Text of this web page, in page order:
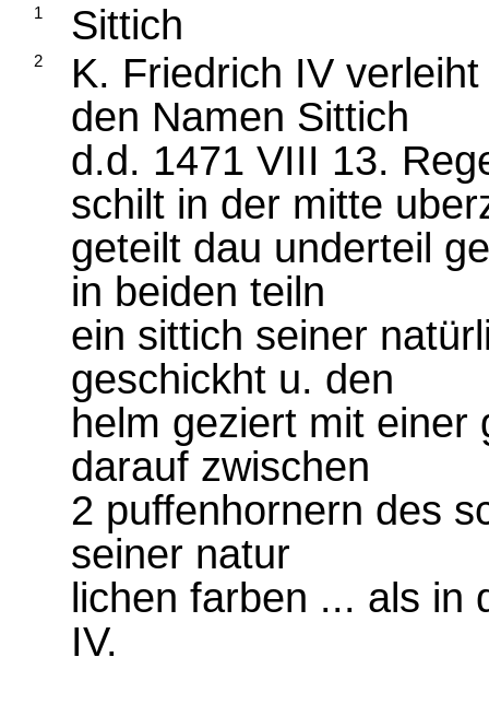
1 Sittich
2
K. Friedrich IV
den Namen Sittich
d.d. 1471 VIII 13.
schilt in der mitte
geteilt dau underteil
in beiden teiln
ein sittich seiner
geschickht u. den
helm geziert mit einer
darauf zwischen
2 puffenhornern des
seiner natur
lichen farben ... als in
IV.